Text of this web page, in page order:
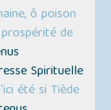
ô poison
de
Spirituelle
été si Tiède